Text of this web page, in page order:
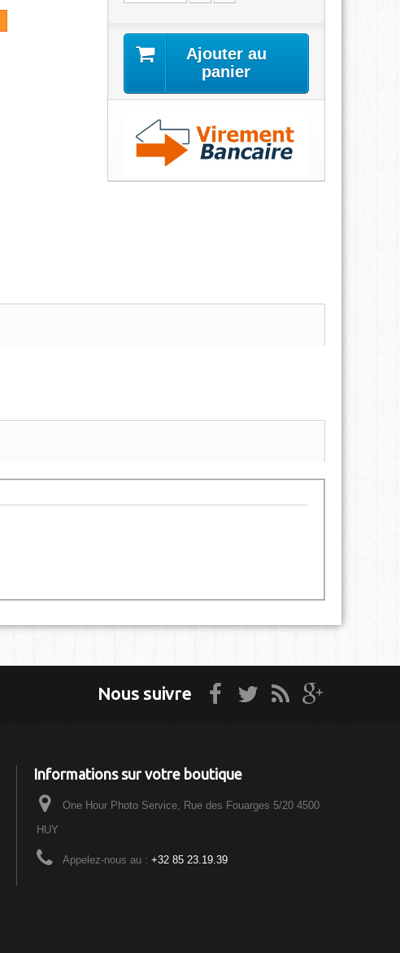
Ajouter au
panier
Nous suivre
Informations sur votre boutique
One Hour Photo Service, Rue des Fouarges 5/20 4500
HUY
Appelez-nous au : +32 85 23.19.39